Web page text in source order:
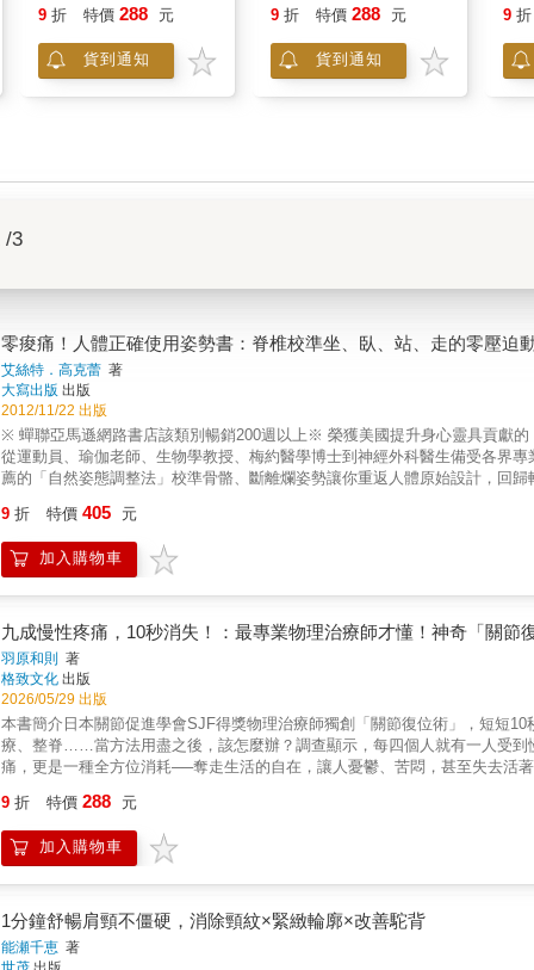
9 折 特價 288 元
貨到通知
9 折 特價 288 元
貨到通知
9 折
/3
零痠痛！人體正確使用姿勢書：脊椎校準坐、臥、站、走的零壓迫
艾絲特．高克蕾 著
大寫出版 出版
2012/11/22 出版
※ 蟬聯亞馬遜網路書店該類別暢銷200週以上※ 榮獲美國提升身心靈具貢獻
從運動員、瑜伽老師、生物學教授、梅約醫學博士到神經外科醫生備受各界
薦的「自然姿態調整法」校準骨骼、斷離爛姿勢讓你重返人體原始設計，回
背痛、腰痛、膝蓋痛、肩頸痛、坐骨神經痛、無法久站、躺下就痛、椎間盤
亂亂猜錯怪了病因？還是在搞不清楚的狀況下，疼痛就莫名找上門了？為何
背痛或腰痛的問題？仔細想想，你有沒有爛姿勢？！倚賴醫生前，更重要的
在腰部，很快就會感到疲累，沒多久孩子們就又會恢復癱軟的坐姿。為解決
強化了你的不良坐姿！許多人喜歡側睡，或因為某些原因必須側睡。人類學
取暖，還有安全以及節省地面空間等好處；然而很多人的側睡姿勢是錯誤的
也有久站不適的問題？還是你的工作必須整天站著？你也許有一堆護腿小祕
分鐘就腰痛背痛？你一定聽過這樣的觀念：彎腰時，為了保護腰背部，應該
受不必要的壓力。多數人走路時只用到腿部肌肉，這絕非理想的姿態，一旦
取景，正確姿勢vs.錯誤姿勢一目了然你的周遭到處充斥著活生生的教材，本
種姿勢、抱小孩的方法、開車或騎機車的坐姿、提重物、歷史雕像姿態、甚
勢。◎回歸原始──身體的原始設計是讓人可以輕鬆優雅的行動為何傳統社會
單、無年齡限制、24小時想練就能練。8堂簡單的脊椎校準課，作者親自一
代科學，既實用又知性，讓自然正確的體態內化在日常坐、站、走、躺等姿
循環，讓自己越活越健康。
9 折 特價 405 元
加入購物車
九成慢性疼痛，10秒消失！：最專業物理治療師才懂！神奇「關節
羽原和則
著
格致文化 出版
2026/05/29 出版
本書簡介日本關節促進學會SJF得獎物理治療師獨創「關節復位術」，短短
療、整脊……當方法用盡之後，該怎麼辦？調查顯示，每四個人就有一人受
痛，更是一種全方位消耗──奪走生活的自在，讓人憂鬱、苦悶，甚至失去活
則可能引起嚴重疼痛。►伸展操：過度伸展會使關節位移加劇，肌肉不易收
指壓」。►整脊：成效和折手指沒兩樣，還可能導致脊髓損傷，甚至腦中風
楚。►人工關節：並非一勞永逸，隨時間可能鬆脫感染！►X光檢查：關節脫
200公斤的相撲力士治癒慢性疼痛，獨創「10秒關節復位術」，以腰薦椎關節
要 step by step 跟著做，10秒就能解決九成以上慢性痛！►膝蓋痛【檢查】
仰躺在地上，雙手抱住右腳踝，將膝蓋往胸前彎曲。►肩膀痛【檢查】：以
9 折 特價 288 元
加入購物車
1分鐘舒暢肩頸不僵硬，消除頸紋×緊緻輪廓×改善駝背
能瀬千恵 著